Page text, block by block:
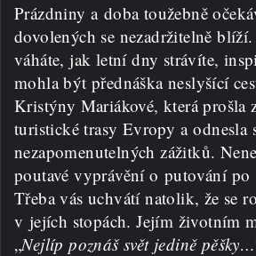
Prázdniny a doba toužebně
dovolených se nezadržitelně
váháte, jak letní dny strávíte,
mohla být přednáška neslyšící
Kristýny Mariákové, která prošla
turistické trasy Evropy a odnesla
nezapomenutelných zážitků.
poutavé vyprávění o putování
Třeba vás uchvátí natolik, že se
v jejích stopách. Jejím životním
„Nejlíp poznáš svět jedině pěšky…